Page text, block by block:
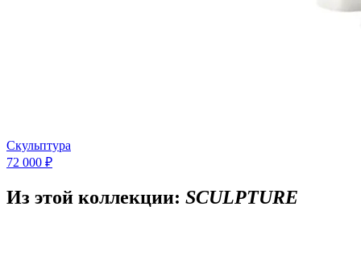
Скульптура
72 000 ₽
Из этой коллекции: SCULPTURE